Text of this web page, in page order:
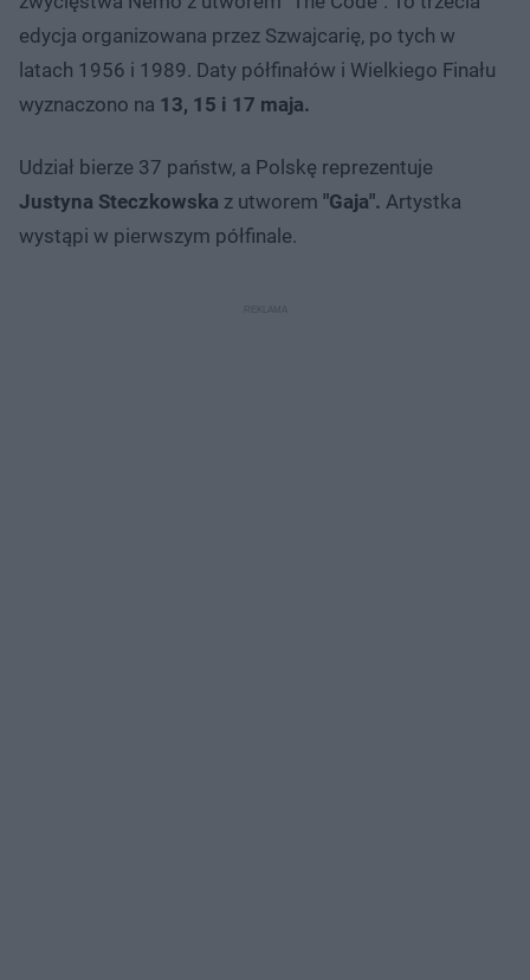
edycja organizowana przez Szwajcarię, po tych w
latach 1956 i 1989. Daty półfinałów i Wielkiego Finału
wyznaczono na 13, 15 i 17 maja.
Udział bierze 37 państw, a Polskę reprezentuje
Justyna Steczkowska z utworem "Gaja". Artystka
wystąpi w pierwszym półfinale.